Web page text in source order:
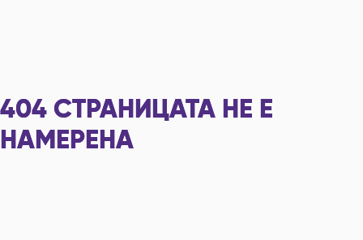
404 СТРАНИЦАТА НЕ Е
НАМЕРЕНА